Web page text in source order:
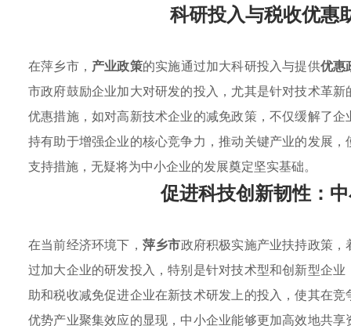
科研投入与税收优惠
在萍乡市， 产业政策的实施通过加大科研投入与提供优惠
市政府鼓励企业加大对研发的投入，尤其是针对技术革
优惠措施，如对高新技术企业的减免政策，不仅缓解了
持有助于增强企业的核心竞争力，推动关键产业的发展
支持措施，无疑将为中小企业的发展奠定坚实基础。
促进科技创新韧性：
在当前经济环境下， 萍乡市政府积极实施产业扶持政策
过加大企业的研发投入，特别是针对技术型和创新型企业
助和税收减免促进企业在新技术研发上的投入，使其在
优势产业聚集效应的显现，中小企业能够更加高效地共